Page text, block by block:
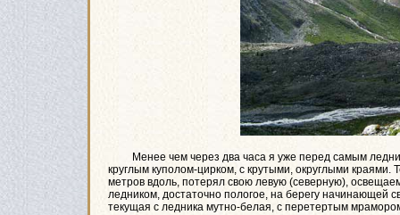
Менее чем через два часа я уже перед самым
круглым куполом-цирком, с крутыми, округлыми краями.
метров вдоль, потерял свою левую (северную),
ледником, достаточно пологое, на берегу начинающей
текущая с ледника мутно-белая, с перетертым